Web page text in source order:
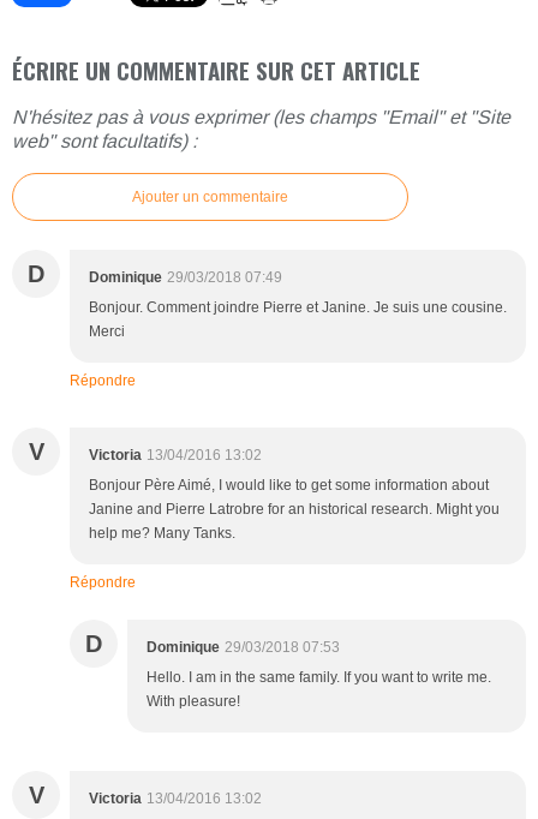
ÉCRIRE UN COMMENTAIRE SUR CET ARTICLE
N'hésitez pas à vous exprimer (les champs "Email" et "Site
web" sont facultatifs) :
Ajouter un commentaire
D Dominique 29/03/2018 07:49
Bonjour. Comment joindre Pierre et Janine. Je suis une cousine.
Merci
Répondre
V Victoria 13/04/2016 13:02
Bonjour Père Aimé, I would like to get some information about
Janine and Pierre Latrobre for an historical research. Might you
help me? Many Tanks.
Répondre
D Dominique 29/03/2018 07:53
Hello. I am in the same family. If you want to write me.
With pleasure!
V Victoria 13/04/2016 13:02